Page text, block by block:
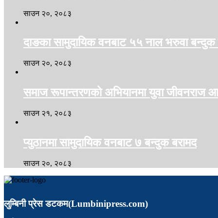
साउन २०, २०८३
दाङका सामुदायिक वनबाट ५५ नाल भरुवा बन्दुक
साउन २०, २०८३
समाज रूपान्तरणको अभियानमा युवा जीवनराज
साउन २१, २०८३
प्युठानमा सामुदायिक वनबाट ७ बन्दुक बरामद
साउन २०, २०८३
लुम्बिनी प्रेस डटकम(Lumbinipress.com)